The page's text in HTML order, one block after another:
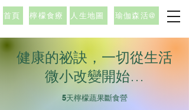
首頁 檸檬食療 人生地圖 瑜伽森活@
健康的祕訣，一切從生活
微小改變開始…
5天檸檬蔬果斷食營